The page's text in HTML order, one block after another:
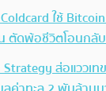
ใช้
ตัดพ้อชีวิตโอนกลั
ส่อแววเ